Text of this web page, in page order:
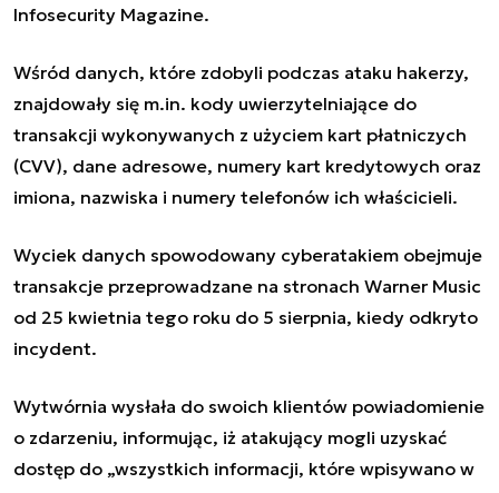
Infosecurity Magazine.
Wśród danych, które zdobyli podczas ataku hakerzy,
znajdowały się m.in. kody uwierzytelniające do
transakcji wykonywanych z użyciem kart płatniczych
(CVV), dane adresowe, numery kart kredytowych oraz
imiona, nazwiska i numery telefonów ich właścicieli.
Wyciek danych spowodowany cyberatakiem obejmuje
transakcje przeprowadzane na stronach Warner Music
od 25 kwietnia tego roku do 5 sierpnia, kiedy odkryto
incydent.
Wytwórnia wysłała do swoich klientów powiadomienie
o zdarzeniu, informując, iż atakujący mogli uzyskać
dostęp do „wszystkich informacji, które wpisywano w